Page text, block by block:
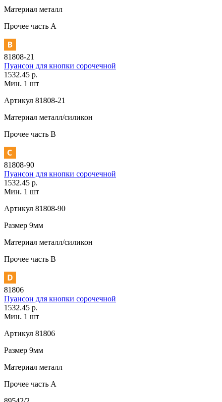
Материал металл
Прочее часть A
81808-21
Пуансон для кнопки сорочечной
1532.45 р.
Мин. 1 шт
Артикул 81808-21
Материал металл/силикон
Прочее часть В
81808-90
Пуансон для кнопки сорочечной
1532.45 р.
Мин. 1 шт
Артикул 81808-90
Размер 9мм
Материал металл/силикон
Прочее часть В
81806
Пуансон для кнопки сорочечной
1532.45 р.
Мин. 1 шт
Артикул 81806
Размер 9мм
Материал металл
Прочее часть A